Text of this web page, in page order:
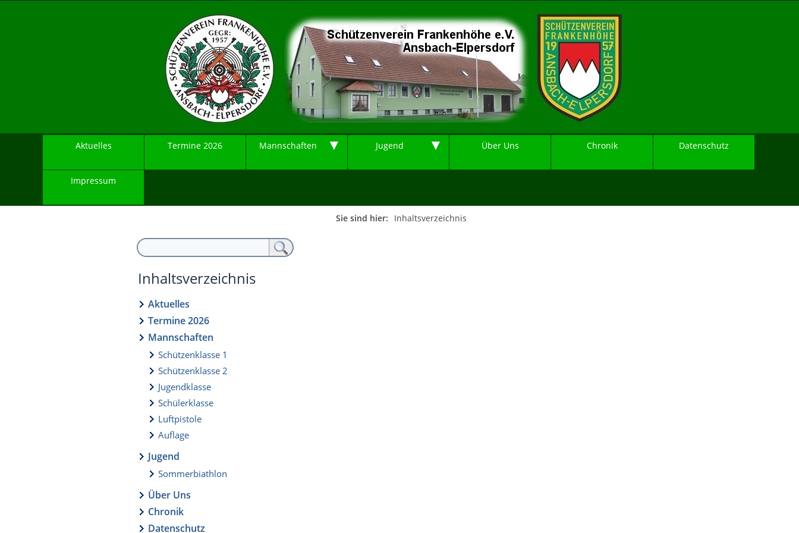
Aktuelles Termine 2026 Mannschaften ▼ Jugend ▼ Über Uns Chronik Datenschutz
Impressum
Sie sind hier: Inhaltsverzeichnis
Inhaltsverzeichnis
Aktuelles
Termine 2026
Mannschaften
Schützenklasse 1
Schützenklasse 2
Jugendklasse
Schülerklasse
Luftpistole
Auflage
Jugend
Sommerbiathlon
Über Uns
Chronik
Datenschutz